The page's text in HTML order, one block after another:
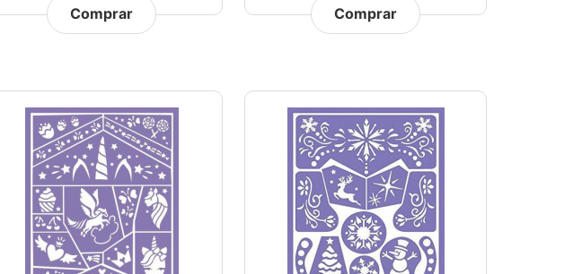
Comprar Comprar